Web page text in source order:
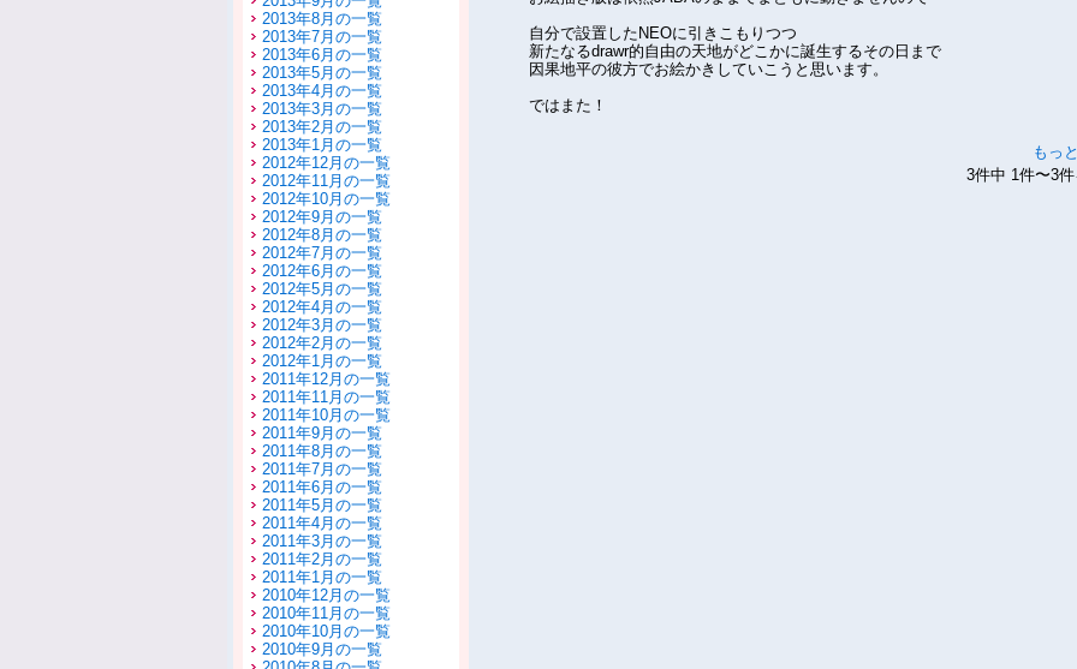
2013年8月の一覧
2013年7月の一覧
2013年6月の一覧
2013年5月の一覧
2013年4月の一覧
2013年3月の一覧
2013年2月の一覧
2013年1月の一覧
2012年12月の一覧
2012年11月の一覧
2012年10月の一覧
2012年9月の一覧
2012年8月の一覧
2012年7月の一覧
2012年6月の一覧
2012年5月の一覧
2012年4月の一覧
2012年3月の一覧
2012年2月の一覧
2012年1月の一覧
2011年12月の一覧
2011年11月の一覧
2011年10月の一覧
2011年9月の一覧
2011年8月の一覧
2011年7月の一覧
2011年6月の一覧
2011年5月の一覧
2011年4月の一覧
2011年3月の一覧
2011年2月の一覧
2011年1月の一覧
2010年12月の一覧
2010年11月の一覧
2010年10月の一覧
2010年9月の一覧
自分で設置したNEOに引きこもりつつ
新たなるdrawr的自由の天地がどこかに誕生するその日まで
因果地平の彼方でお絵かきしていこうと思います。
ではまた！
もっ
3件中 1件〜3